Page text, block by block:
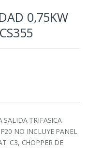
0,75KW
SALIDA TRIFASICA
NO INCLUYE PANEL
C3, CHOPPER DE